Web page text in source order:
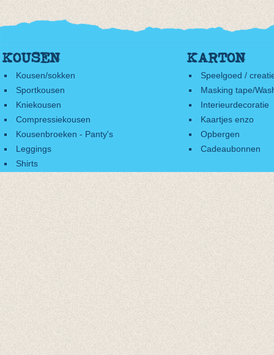
KOUSEN
Kousen/sokken
Sportkousen
Kniekousen
Compressiekousen
Kousenbroeken - Panty's
Leggings
Shirts
KARTON
Speelgoed /
Masking tape/
Interieurdecoratie
Kaartjes enzo
Opbergen
Cadeaubonnen